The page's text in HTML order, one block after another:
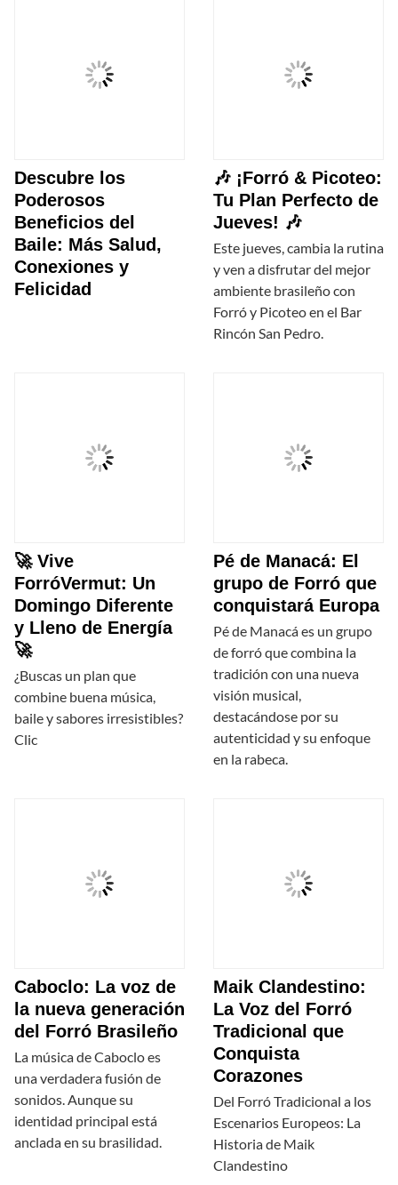
Descubre los
Poderosos
Beneficios del
Baile: Más Salud,
Conexiones y
Felicidad
🎶 ¡Forró & Picoteo:
Tu Plan Perfecto de
Jueves! 🎶
Este jueves, cambia la rutina
y ven a disfrutar del mejor
ambiente brasileño con
Forró y Picoteo en el Bar
Rincón San Pedro.
🚀 Vive
ForróVermut: Un
Domingo Diferente
y Lleno de Energía
🚀
¿Buscas un plan que
combine buena música,
baile y sabores irresistibles?
Clic
Pé de Manacá: El
grupo de Forró que
conquistará Europa
Pé de Manacá es un grupo
de forró que combina la
tradición con una nueva
visión musical,
destacándose por su
autenticidad y su enfoque
en la rabeca.
Caboclo: La voz de
la nueva generación
del Forró Brasileño
La música de Caboclo es
una verdadera fusión de
sonidos. Aunque su
identidad principal está
anclada en su brasilidad.
Maik Clandestino:
La Voz del Forró
Tradicional que
Conquista
Corazones
Del Forró Tradicional a los
Escenarios Europeos: La
Historia de Maik
Clandestino